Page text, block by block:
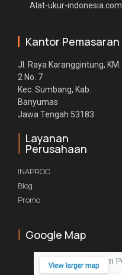
Alat-ukur-indonesia.com
Kantor Pemasaran
Jl. Raya Karanggintung, KM.
2 No. 7
Kec. Sumbang, Kab.
Banyumas
Jawa Tengah 53183
Layanan
Perusahaan
INAPROC
Blog
Promo
Google Map